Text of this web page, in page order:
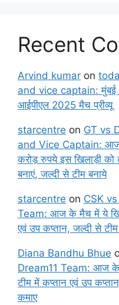
Recent
Arvind kumar on
and vice captain: मुंबई
आईपीएल 2025 मैच प्रीव्यू
starcentre on GT vs
and Vice Captain: आज
करोड़ रुपये इस खिलाड़ी को
बनाएं, जल्दी से टीम बनाये
starcentre on CSK
Team: आज के मैच में ये
एवं उप कप्तान, जल्दी से
Diana Bandhu Bhue
Dream11 Team: आज के
टीम में कप्तान एवं उप
कमाए